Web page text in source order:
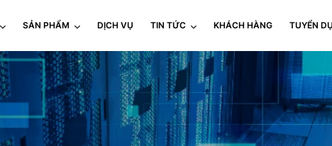
SẢN PHẨM DỊCH VỤ TIN TỨC KHÁCH HÀNG TUYỂN